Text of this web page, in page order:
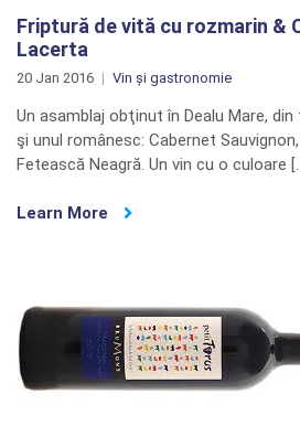
Friptură de vită cu rozmarin &
Lacerta
20 Jan 2016 Vin și gastronomie
Un asamblaj obţinut în Dealu Mare,
şi unul românesc: Cabernet
Fetească Neagră. Un vin cu o culoare
Learn More